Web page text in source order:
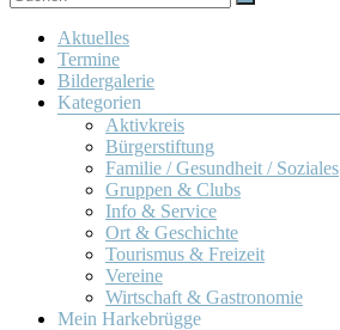
Harkebrügge
Dor
feult
wi us
wohl!
Menü
Aktuelles
Termine
Bildergalerie
Kategorien
Aktivkreis
Bürgerstiftung
Familie / Gesundheit / Soziales
Gruppen & Clubs
Info & Service
Ort & Geschichte
Tourismus & Freizeit
Vereine
Wirtschaft & Gastronomie
Mein Harkebrügge